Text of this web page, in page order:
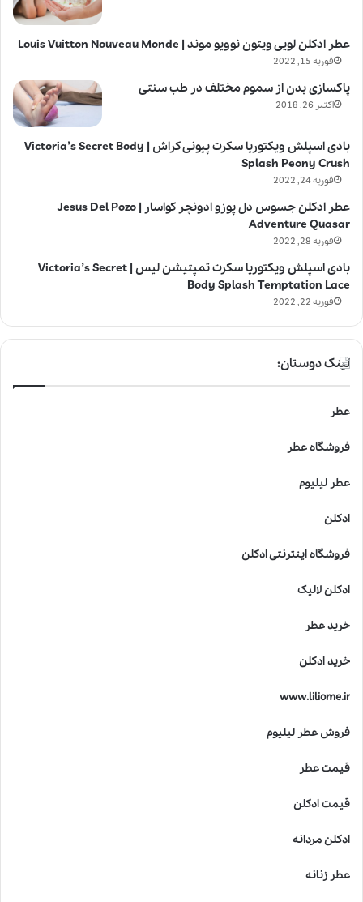
عطر ادکلن لویی ویتون نوویو موند | Louis Vuitton Nouveau Monde
فوریه 15, 2022
پاکسازی بدن از سموم مختلف در طب سنتی
اکتبر 26, 2018
بادی اسپلش ویکتوریا سکرت پیونی کراش | Victoria’s Secret Body
Splash Peony Crush
فوریه 24, 2022
عطر ادکلن جسوس دل پوزو ادونچر کواسار | Jesus Del Pozo
Adventure Quasar
فوریه 28, 2022
بادی اسپلش ویکتوریا سکرت تمپتیشن لیس | Victoria’s Secret
Body Splash Temptation Lace
فوریه 22, 2022
لینک دوستان:
عطر
فروشگاه عطر
عطر لیلیوم
ادکلن
فروشگاه اینترنتی ادکلن
ادکلن لالیک
خرید عطر
خرید ادکلن
www.liliome.ir
فروش عطر لیلیوم
قیمت عطر
قیمت ادکلن
ادکلن مردانه
عطر زنانه